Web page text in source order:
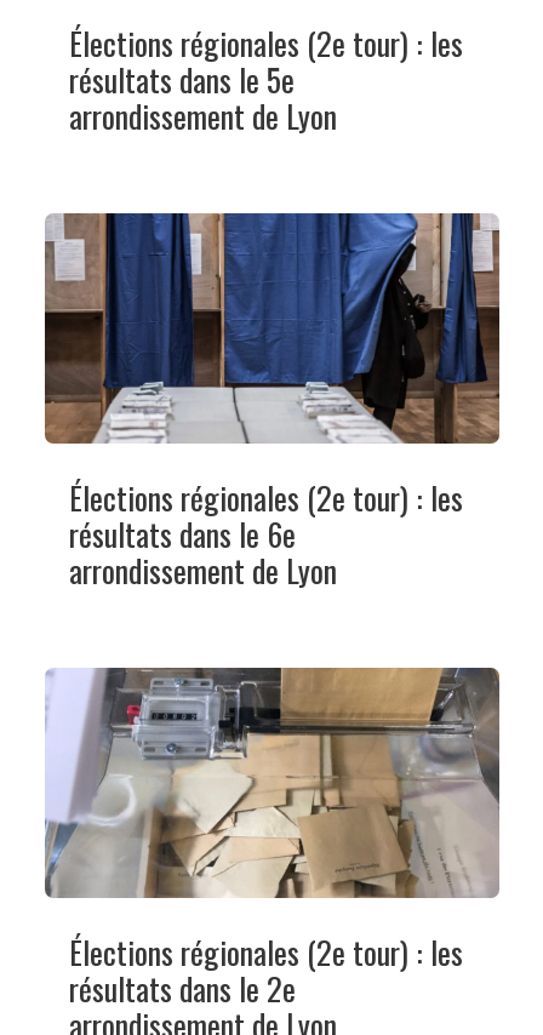
Élections régionales (2e tour) : les
résultats dans le 5e
arrondissement de Lyon
Élections régionales (2e tour) : les
résultats dans le 6e
arrondissement de Lyon
Élections régionales (2e tour) : les
résultats dans le 2e
arrondissement de Lyon